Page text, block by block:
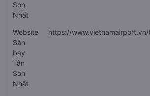
Sơn
Nhất
Website
Sân
bay
Tân
Sơn
Nhất
https://